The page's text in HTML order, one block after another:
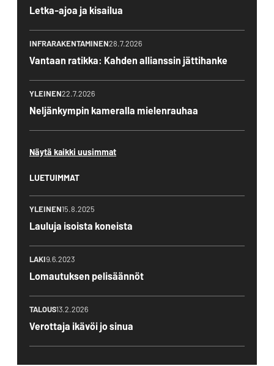
Letka-ajoa ja kisailua
INFRARAKENTAMINEN28.7.2026
Vantaan ratikka: Kahden allianssin jättihanke
YLEINEN22.7.2026
Neljänkympin kameralla mielenrauhaa
Näytä kaikki uusimmat
LUETUIMMAT
YLEINEN15.8.2025
Lauluja isoista koneista
LAKI9.6.2023
Lomautuksen pelisäännöt
TALOUS13.2.2026
Verottaja ikävöi jo sinua